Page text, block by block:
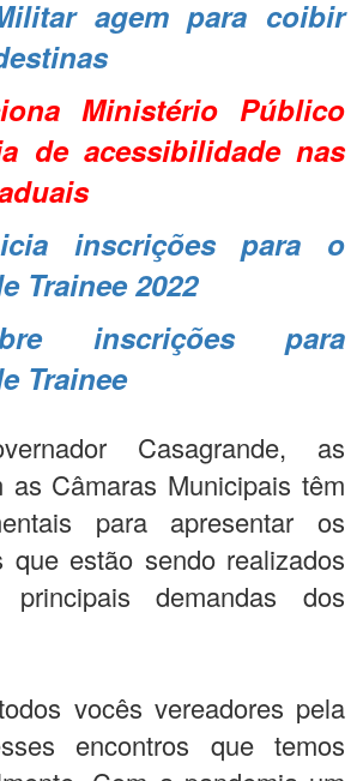
agem para coibir
Ministério Público
de acessibilidade nas
inscrições para o
Trainee 2022
inscrições para
Trainee
Casagrande, as
as Câmaras Municipais têm
para apresentar os
que estão sendo realizados
demandas dos
vocês vereadores pela
encontros que temos